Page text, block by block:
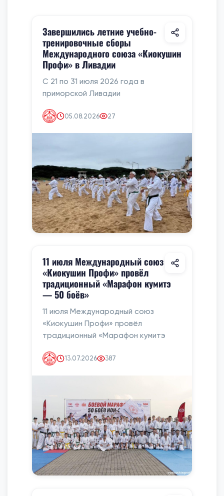
Завершились летние учебно-
тренировочные сборы
Международного союза «Киокушин
Профи» в Ливадии
С 21 по 31 июля 2026 года в
приморской Ливадии
05.08.2026 27
11 июля Международный союз
«Киокушин Профи» провёл
традиционный «Марафон кумитэ
— 50 боёв»
11 июля Международный союз
«Киокушин Профи» провёл
традиционный «Марафон кумитэ
13.07.2026 387